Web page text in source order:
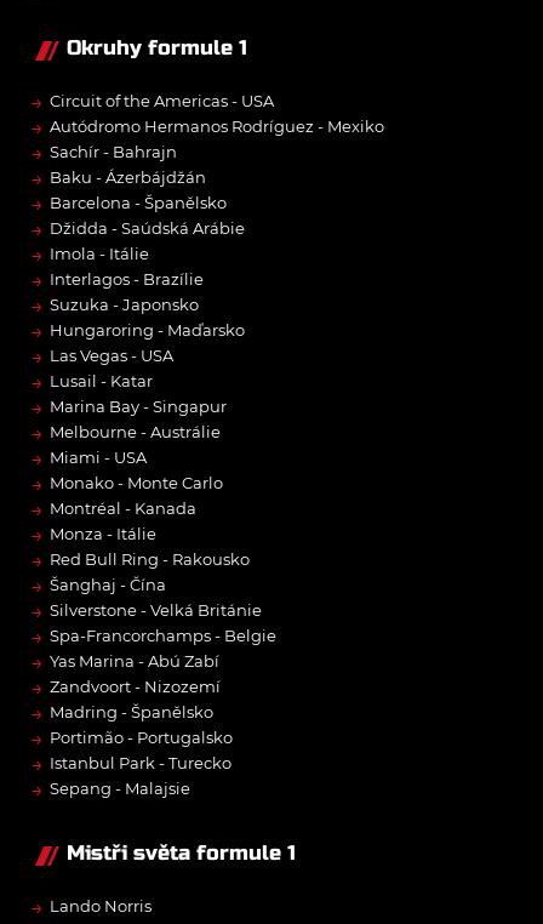
Okruhy formule 1
→ Circuit of the Americas - USA
→ Autódromo Hermanos Rodríguez - Mexiko
→ Sachír - Bahrajn
→ Baku - Ázerbájdžán
→ Barcelona - Španělsko
→ Džidda - Saúdská Arábie
→ Imola - Itálie
→ Interlagos - Brazílie
→ Suzuka - Japonsko
→ Hungaroring - Maďarsko
→ Las Vegas - USA
→ Lusail - Katar
→ Marina Bay - Singapur
→ Melbourne - Austrálie
→ Miami - USA
→ Monako - Monte Carlo
→ Montréal - Kanada
→ Monza - Itálie
→ Red Bull Ring - Rakousko
→ Šanghaj - Čína
→ Silverstone - Velká Británie
→ Spa-Francorchamps - Belgie
→ Yas Marina - Abú Zabí
→ Zandvoort - Nizozemí
→ Madring - Španělsko
→ Portimão - Portugalsko
→ Istanbul Park - Turecko
→ Sepang - Malajsie
Mistři světa formule 1
→ Lando Norris